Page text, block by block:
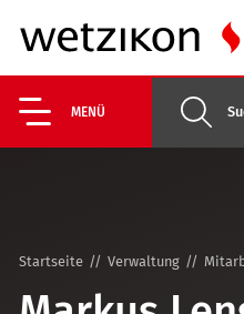
MENÜ
Startseite Verwaltung